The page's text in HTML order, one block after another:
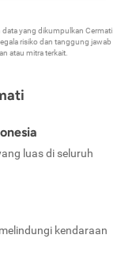
yang dikumpulkan Cermati
risiko dan tanggung jawab
atau mitra terkait.
luas di seluruh
kendaraan